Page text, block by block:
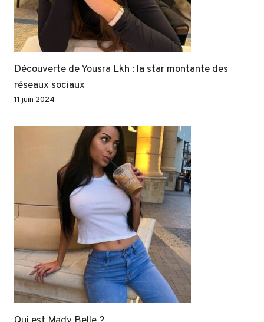
Découverte de Yousra Lkh : la star montante des
réseaux sociaux
11 juin 2024